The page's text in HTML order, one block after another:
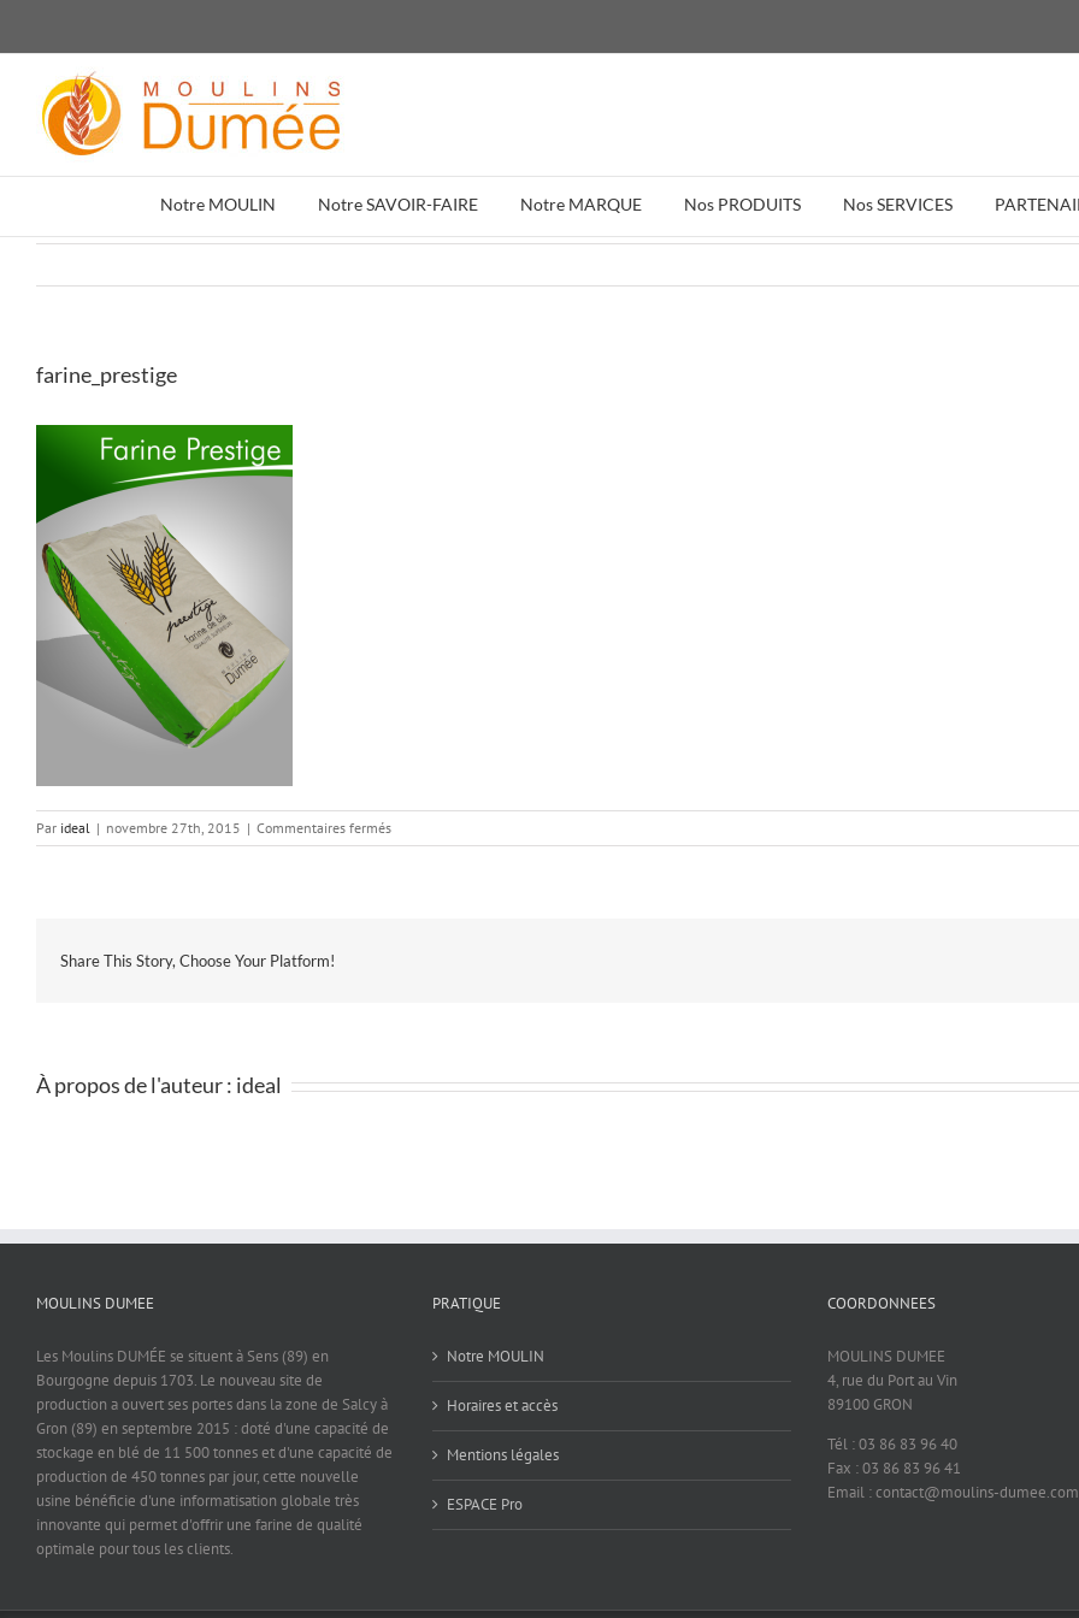
contenu
Notre MOULIN Notre SAVOIR-FAIRE Notre MARQUE Nos PRODUITS Nos SERVICES
farine_prestige
Par ideal | novembre 27th, 2015 | Commentaires ferméssur
farine_prestige
Share This Story, Choose Your Platform!
À propos de l'auteur : ideal
MOULINS DUMEE
Les Moulins DUMÉE se situent à Sens (89) en
Bourgogne depuis 1703. Le nouveau site de
production a ouvert ses portes dans la zone de Salcy à
Gron (89) en septembre 2015 : doté d'une capacité de
stockage en blé de 11 500 tonnes et d'une capacité de
production de 450 tonnes par jour, cette nouvelle
usine bénéficie d'une informatisation globale très
innovante qui permet d'offrir une farine de qualité
optimale pour tous les clients.
PRATIQUE
Notre MOULIN
Horaires et accès
Mentions légales
ESPACE Pro
COORDONNEES
MOULINS DUMEE
4, rue du Port au Vin
89100 GRON
Tél : 03 86 83 96 40
Fax : 03 86 83 96 41
Email : contact@moulins-dumee.com